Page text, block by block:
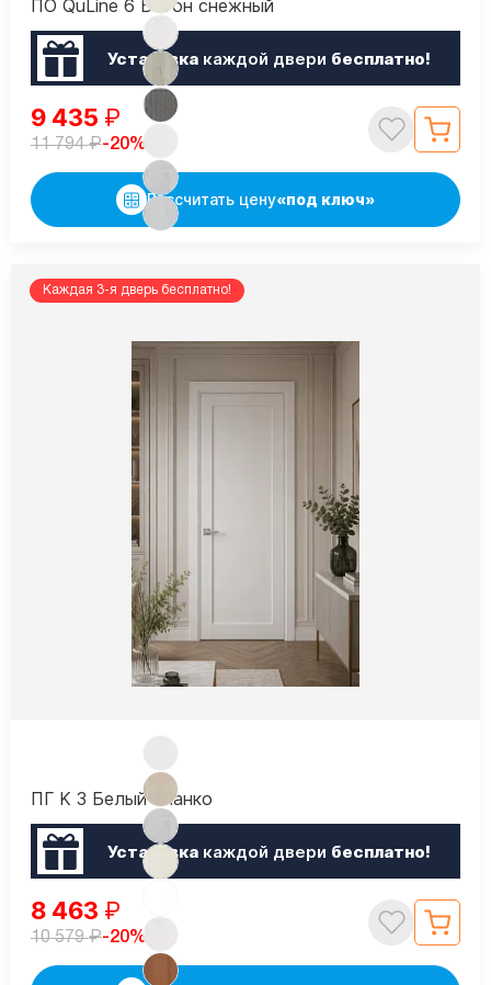
ПО QuLine 6 Бетон снежный
Установкакаждой двери бесплатно!
9 435 ₽
11 794₽-20%
Рассчитать цену«под ключ»
Каждая 3-я дверь бесплатно!
ПГ K 3 Белый бланко
Установкакаждой двери бесплатно!
8 463 ₽
10 579₽-20%